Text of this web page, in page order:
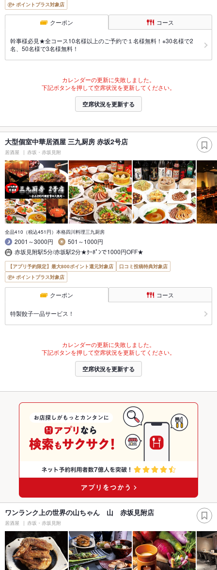
ポイントプラス対象店
クーポン コース
幹事様必見★全コース10名様以上のご予約で１名様無料！※30名様で2
名、50名様で3名様無料！
カレンダーの更新に失敗しました。
下記ボタンを押して空席状況を更新してください。
空席状況を更新する
大型個室中華居酒屋 三九厨房 赤坂2号店
居酒屋 赤坂・赤坂見附
全品410（税込451円）本格四川料理三九厨房
2001～3000円
501～1000円
赤坂見附駅5分/赤坂駅2分★ｸｰﾎﾟﾝで1000円OFF★
【アプリ予約限定】最大800ポイント還元対象店
口コミ投稿特典対象店
ポイントプラス対象店
クーポン コース
特製餃子一品サービス！
カレンダーの更新に失敗しました。
下記ボタンを押して空席状況を更新してください。
空席状況を更新する
ワンランク上の世界の山ちゃん 山 赤坂見附店
居酒屋 赤坂・赤坂見附